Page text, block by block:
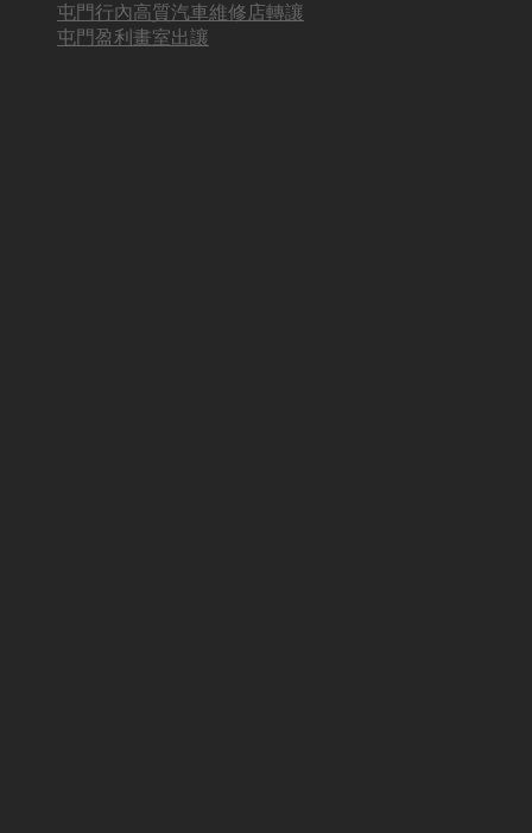
屯門行內高質汽車維修店轉讓
屯門盈利畫室出讓